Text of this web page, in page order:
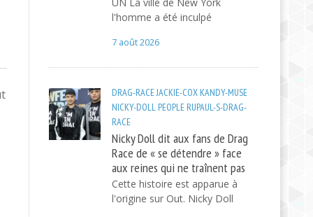
l'homme a été inculpé
7 août 2026
DRAG-RACEJACKIE-COX KANDY-MUSE
NICKY-DOLL PEOPLE RUPAUL-S-DRAG-
RACE
Nicky Doll dit aux fans de Drag
Race de « se détendre » face
aux reines qui ne traînent pas
Cette histoire est apparue à
l'origine sur Out. Nicky Doll